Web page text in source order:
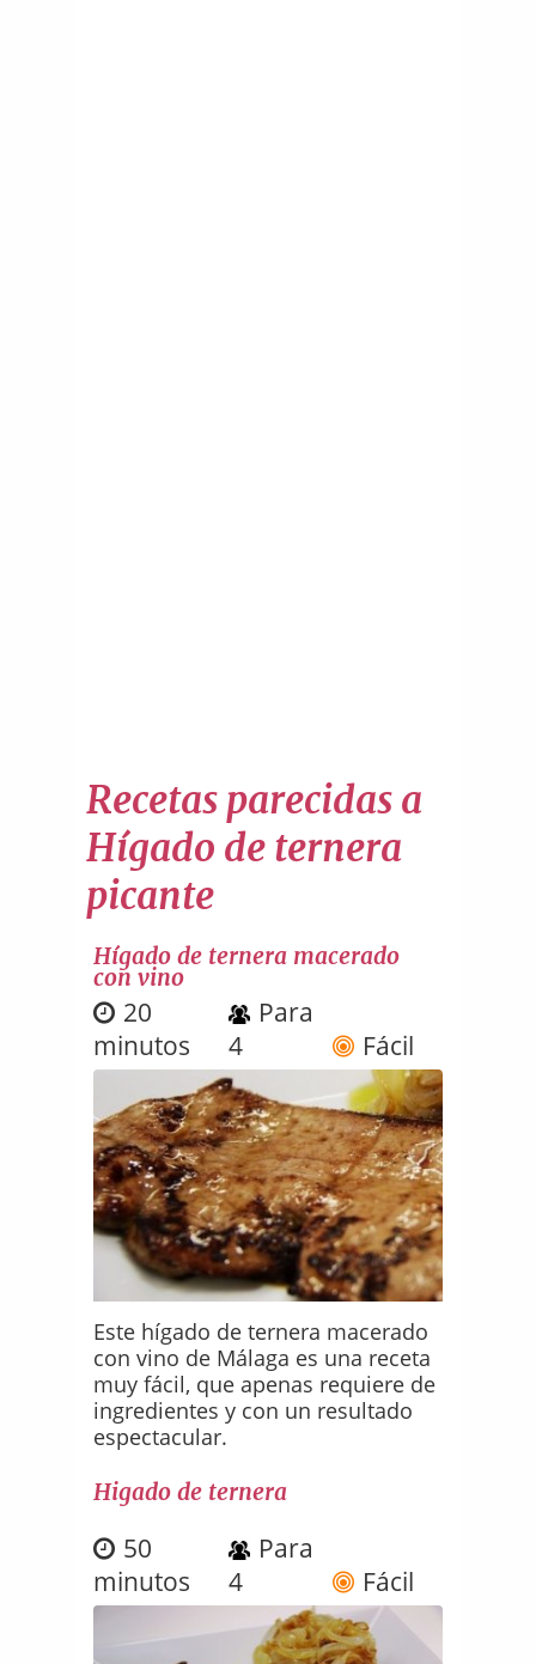
Recetas parecidas a
Hígado de ternera
picante
Hígado de ternera macerado
con vino
20
minutos
Para
4
Fácil
Este hígado de ternera macerado
con vino de Málaga es una receta
muy fácil, que apenas requiere de
ingredientes y con un resultado
espectacular.
Higado de ternera
50
minutos
Para
4
Fácil